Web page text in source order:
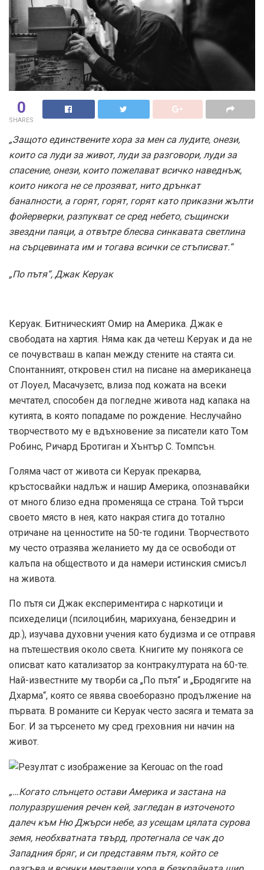
0
SHARES
„Защото единствените хора за мен са лудите, онези,
които са луди за живот, луди за разговори, луди за
спасение, онези, които пожелават всичко наведнъж,
които никога не се прозяват, нито дрънкат
баналности, а горят, горят, горят като приказни жълти
фойерверки, разпукват се сред небето, същински
звездни паяци, а отвътре блесва синкавата светлина
на сърцевината им и тогава всички се стъписват.“
„По пътя“, Джак Керуак
Керуак. Битническият Омир на Америка. Джак е
свободата на хартия. Няма как да четеш Керуак и да не
се почувстваш в капан между стените на стаята си.
Спонтанният, откровен стил на писане на американеца
от Лоуел, Масачузетс, влиза под кожата на всеки
мечтател, способен да погледне живота над капака на
кутията, в която попадаме по рождение. Неслучайно
творчеството му е вдъхновение за писатели като Том
Робинс, Ричард Бротиган и Хънтър С. Томпсън.
Голяма част от живота си Керуак прекарва,
кръстосвайки надлъж и нашир Америка, опознавайки
от много близо една променяща се страна. Той търси
своето място в нея, като накрая стига до тотално
отричане на ценностите на 50-те години. Творчеството
му често отразява желанието му да се освободи от
калъпа на обществото и да намери истинския смисъл
на живота.
По пътя си Джак експериментира с наркотици и
психеделици (псилоцибин, марихуана, бензедрин и
др.), изучава духовни учения като будизма и се отправя
на пътешествия около света. Книгите му понякога се
описват като катализатор за контракултурата на 60-те.
Най-известните му творби са „По пътя“ и „Бродягите на
Дхарма“, която се явява своеборазно продължение на
първата. В романите си Керуак често засяга и темата за
Бог. И за търсенето му сред греховния ни начин на
живот.
„…Когато слънцето остави Америка и застана на
полуразрушения речен кей, загледан в източеното
далеч към Ню Джърси небе, аз усещам цялата сурова
земя, необхватната твърд, протегнала се чак до
Западния бряг, и си представям пътя, който се